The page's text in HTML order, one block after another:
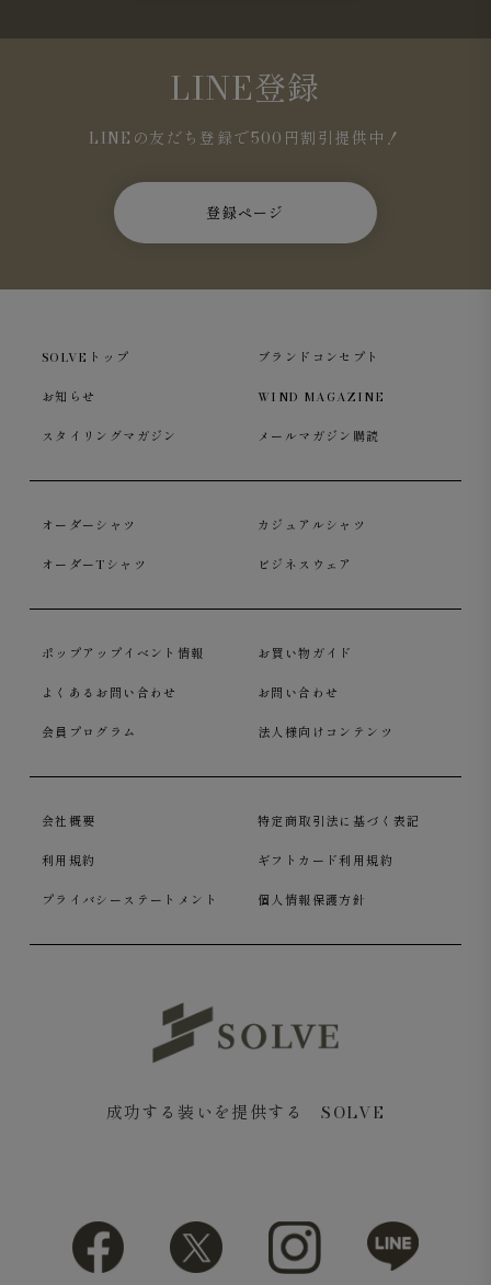
LINE登録
LINEの友だち登録で500円割引提供中！
登録ページ
SOLVEトップ ブランドコンセプト
お知らせ WIND MAGAZINE
スタイリングマガジン メールマガジン購読
オーダーシャツ カジュアルシャツ
オーダーTシャツ ビジネスウェア
ポップアップイベント情報 お買い物ガイド
よくあるお問い合わせ お問い合わせ
会員プログラム 法人様向けコンテンツ
会社概要 特定商取引法に基づく表記
利用規約 ギフトカード利用規約
プライバシーステートメント 個人情報保護方針
成功する装いを提供する SOLVE